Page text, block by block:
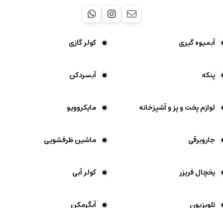
آبمیوه گیری کولر گازی
پنکه آبسردکن
لوازم پخت و پز و آشپزخانه مایکروویو
جاروبرقی ماشین ظرفشویی
یخچال فریزر کولر آبی
تلویزیون آبگرمکن